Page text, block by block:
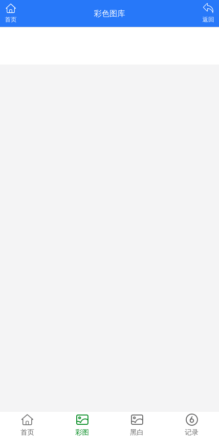
首页
彩色图库
返回
首页 彩图 黑白 记录